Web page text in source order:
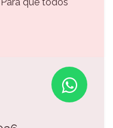
que todos